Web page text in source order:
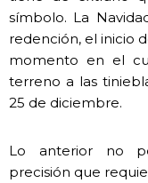
símbolo. La
redención, el inicio
momento en el
terreno a las
25 de diciembre.
Lo anterior no
precisión que